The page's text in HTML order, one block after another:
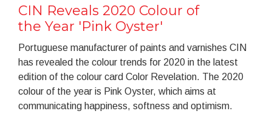
CIN Reveals 2020 Colour of
the Year 'Pink Oyster'
Portuguese manufacturer of paints and varnishes CIN
has revealed the colour trends for 2020 in the latest
edition of the colour card Color Revelation. The 2020
colour of the year is Pink Oyster, which aims at
communicating happiness, softness and optimism.